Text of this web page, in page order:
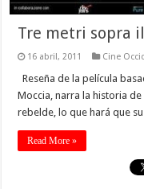
Tre metri sopra
16 abril, 2011 Cine
Reseña de la película
Moccia, narra la historia
rebelde, lo que hará que
Read More »